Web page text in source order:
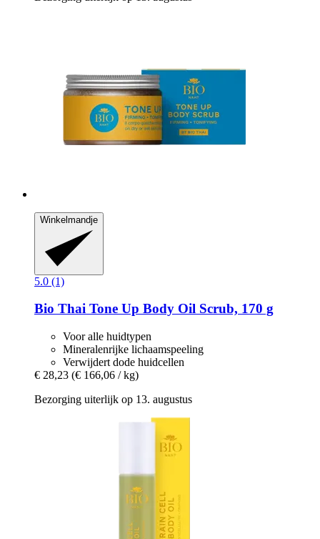
Winkelmandje
5.0 (1)
Bio Thai Tone Up Body Oil Scrub, 170 g
Voor alle huidtypen
Mineralenrijke lichaamspeeling
Verwijdert dode huidcellen
€ 28,23 (€ 166,06 / kg)
Bezorging uiterlijk op 13. augustus